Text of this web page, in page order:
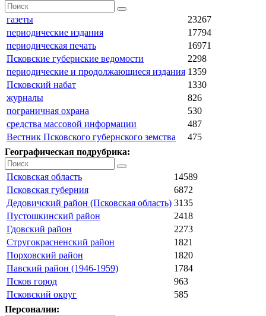
газеты
23267
периодические издания
17794
периодическая печать
16971
Псковские губернские ведомости
2298
периодические и продолжающиеся издания 1359
Псковский набат
1330
журналы
826
пограничная охрана
530
средства массовой информации
487
Вестник Псковского губернского земства
475
Географическая подрубрика:
Псковская область
14589
Псковская губерния
6872
Дедовичский район (Псковская область) 3135
Пустошкинский район
2418
Гдовский район
2273
Стругокрасненский район
1821
Порховский район
1820
Павский район (1946-1959)
1784
Псков город
963
Псковский округ
585
Персоналии: